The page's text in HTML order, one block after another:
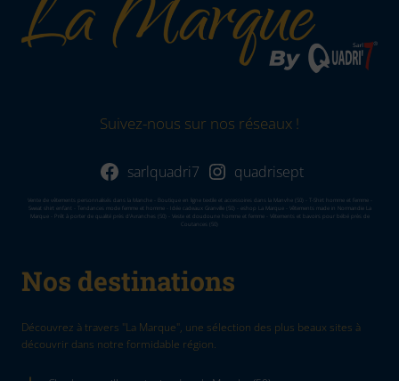
Suivez-nous sur nos réseaux !
sarlquadri7 quadrisept
Vente de vêtements personnalisés dans la Manche - Boutique en ligne textile et accessoires dans la Manvhe (50) - T-Shirt homme et femme -
Sweat shirt enfant - Tendances mode femme et homme - Idée cadeaux Granville (50) - eshop La Marque - Vêtements made in Normandie La
Marque - Prêt à porter de qualité près d'Avranches (50) - Veste et doudoune homme et femme - Vêtements et bavoirs pour bébé près de
Coutances (50)
Nos destinations
Découvrez à travers "La Marque", une sélection des plus beaux sites à
découvrir dans notre formidable région.